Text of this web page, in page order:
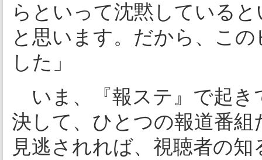
らといって沈黙している
と思います。だから、こ
した」
いま、『報ステ』で起き
決して、ひとつの報道番
見逃されれば、視聴者の